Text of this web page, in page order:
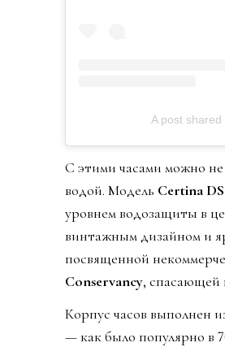
A post
С этими часами можно не
водой. Модель Certina
уровнем водозащиты в
винтажным дизайном и
посвященной
Conservancy, спасающей
Корпус часов выполнен
— как было популярно в